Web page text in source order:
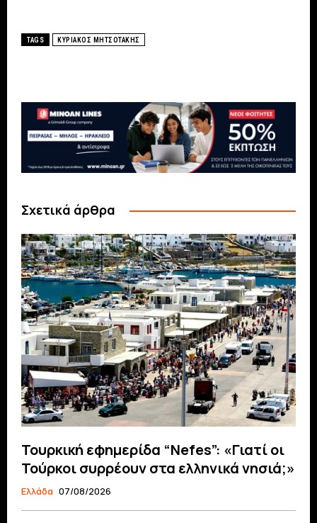
TAGS ΚΥΡΙΑΚΟΣ ΜΗΤΣΟΤΑΚΗΣ
Σχετικά άρθρα
Τουρκική εφημερίδα “Nefes”: «Γιατί οι
Τούρκοι συρρέουν στα ελληνικά νησιά;»
Ελλάδα 07/08/2026